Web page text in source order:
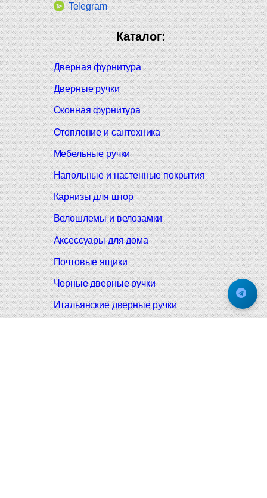
Telegram
Каталог:
Дверная фурнитура
Дверные ручки
Оконная фурнитура
Отопление и сантехника
Мебельные ручки
Напольные и настенные покрытия
Карнизы для штор
Велошлемы и велозамки
Аксессуары для дома
Почтовые ящики
Черные дверные ручки
Итальянские дверные ручки